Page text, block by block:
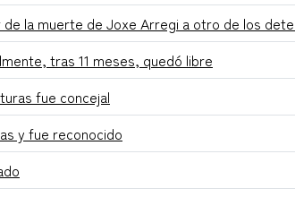
la muerte de Joxe Arregi a otro de los
tras 11 meses, quedó libre
fue concejal
y fue reconocido